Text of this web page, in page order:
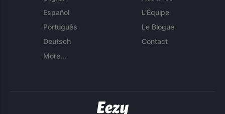
Español
Português
Deutsch
More...
L'Équipe
Le Blogue
Contact